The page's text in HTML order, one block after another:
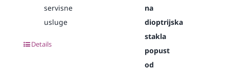
servisne
usluge
Details
na
dioptrijska
stakla
popust
od